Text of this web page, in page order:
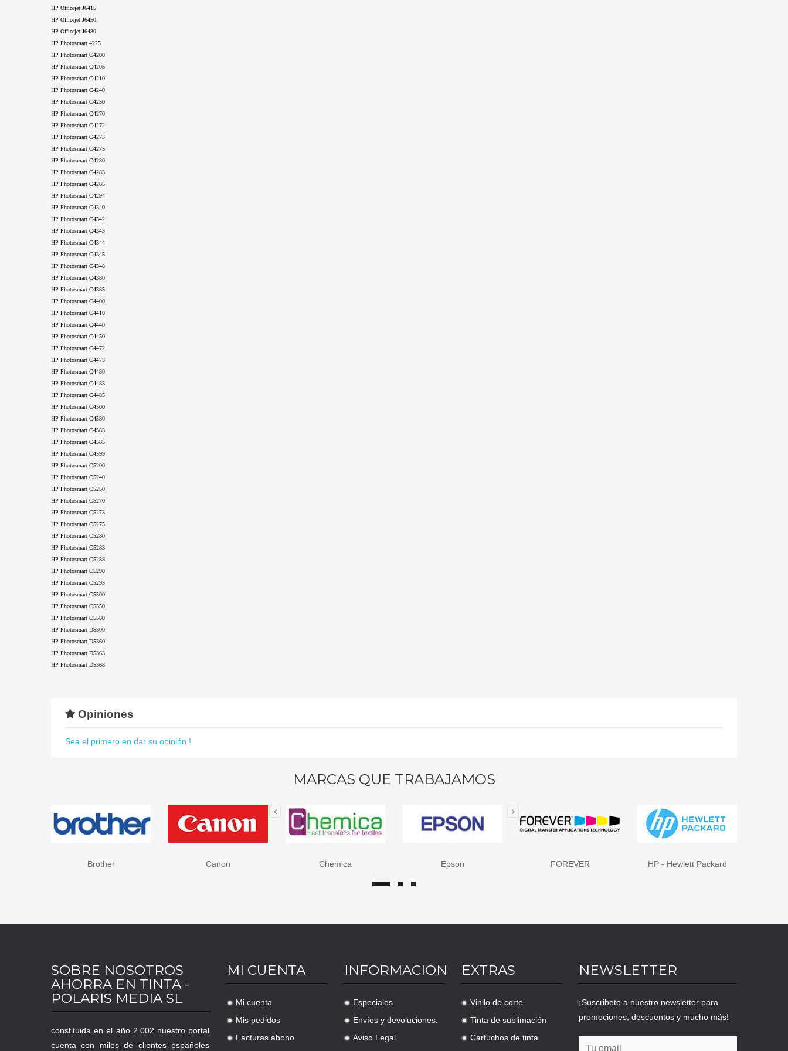
HP Officejet J6415
HP Officejet J6450
HP Officejet J6480
HP Photosmart 4225
HP Photosmart C4200
HP Photosmart C4205
HP Photosmart C4210
HP Photosmart C4240
HP Photosmart C4250
HP Photosmart C4270
HP Photosmart C4272
HP Photosmart C4273
HP Photosmart C4275
HP Photosmart C4280
HP Photosmart C4283
HP Photosmart C4285
HP Photosmart C4294
HP Photosmart C4340
HP Photosmart C4342
HP Photosmart C4343
HP Photosmart C4344
HP Photosmart C4345
HP Photosmart C4348
HP Photosmart C4380
HP Photosmart C4385
HP Photosmart C4400
HP Photosmart C4410
HP Photosmart C4440
HP Photosmart C4450
HP Photosmart C4472
HP Photosmart C4473
HP Photosmart C4480
HP Photosmart C4483
HP Photosmart C4485
HP Photosmart C4500
HP Photosmart C4580
HP Photosmart C4583
HP Photosmart C4585
HP Photosmart C4599
HP Photosmart C5200
HP Photosmart C5240
HP Photosmart C5250
HP Photosmart C5270
HP Photosmart C5273
HP Photosmart C5275
HP Photosmart C5280
HP Photosmart C5283
HP Photosmart C5288
HP Photosmart C5290
HP Photosmart C5293
HP Photosmart C5500
HP Photosmart C5550
HP Photosmart C5580
HP Photosmart D5300
HP Photosmart D5360
HP Photosmart D5363
HP Photosmart D5368
Opiniones
Sea el primero en dar su opinión !
MARCAS QUE TRABAJAMOS
Brother Canon Chemica Epson FOREVER HP - Hewlett Packard
SOBRE NOSOTROS
AHORRA EN TINTA -
POLARIS MEDIA SL
constituida en el año 2.002 nuestro portal
cuenta con miles de clientes españoles
MI CUENTA
.
Mi cuenta
.
Mis pedidos
.
Facturas abono
INFORMACION
.
Especiales
.
Envíos y devoluciones.
.
Aviso Legal
EXTRAS
.
Vinilo de corte
.
Tinta de sublimación
.
Cartuchos de tinta
NEWSLETTER
¡Suscribete a nuestro newsletter para
promociones, descuentos y mucho más!